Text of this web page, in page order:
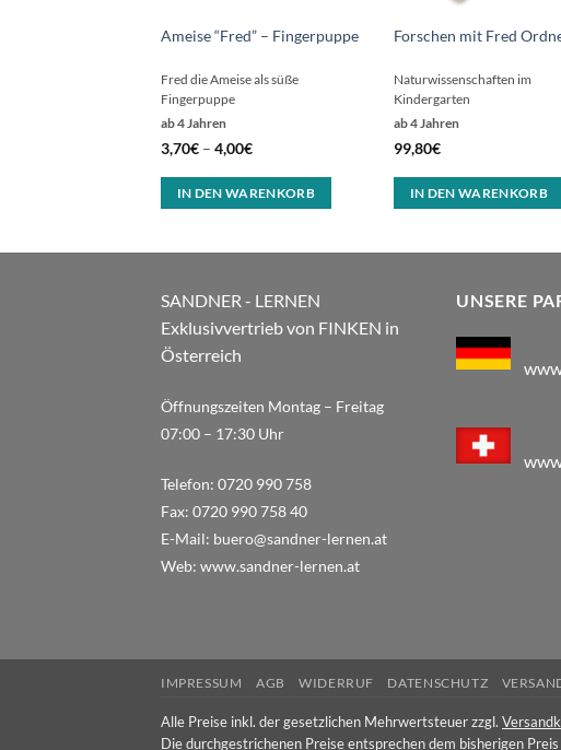
Ameise “Fred” – Fingerpuppe
ab 4 Jahren
3,70€– 4,00€
Fred die Ameise als süße
Fingerpuppe
IN DEN WARENKORB
Forschen mit Fred
ab 4 Jahren
99,80€
Naturwissenschaften im
Kindergarten
IN DEN WARENKORB
SANDNER - LERNEN
Exklusivvertrieb von FINKEN in
Österreich
Öffnungszeiten Montag – Freitag
07:00 – 17:30 Uhr
Telefon: 0720 990 758
Fax: 0720 990 758 40
E-Mail: buero@sandner-lernen.at
Web: www.sandner-lernen.at
UNSERE
IMPRESSUM AGB WIDERRUF DATENSCHUTZ
Alle Preise inkl. der gesetzlichen Mehrwertsteuer zzgl.
Die durchgestrichenen Preise entsprechen dem bisherigen